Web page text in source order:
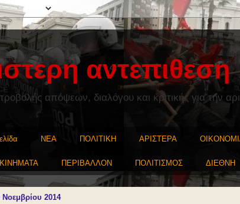
αντεπιθεση
απόψεων, διαλόγου και κριτικής για την
NEA ΠΟΛΙΤΙΚΗ ΑΡΙΣΤΕΡΑ
ΠΕΡΙΒΑΛΛΟΝ ΠΟΛΙΤΙΣΜΟΣ ΔΙΕΘΝΗ
Νοεμβρίου 2014